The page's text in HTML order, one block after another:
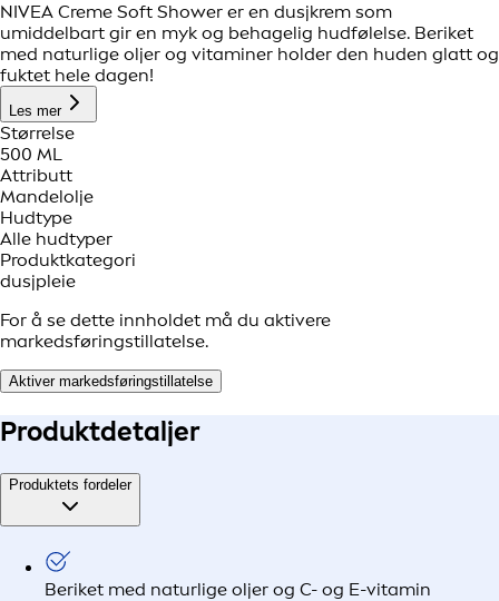
NIVEA Creme Soft Shower er en dusjkrem som
umiddelbart gir en myk og behagelig hudfølelse. Beriket
med naturlige oljer og vitaminer holder den huden glatt og
fuktet hele dagen!
Les mer
Størrelse
500 ML
Attributt
Mandelolje
Hudtype
Alle hudtyper
Produktkategori
dusjpleie
For å se dette innholdet må du aktivere
markedsføringstillatelse.
Aktiver markedsføringstillatelse
Produktdetaljer
Produktets fordeler
Beriket med naturlige oljer og C- og E-vitamin